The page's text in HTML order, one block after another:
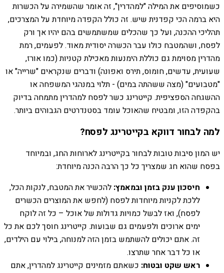
כשמוסיפים את המילה "למהדרין", זה אומר שהשמירה על הכשרות
היא ברמה הכי קפדנית שיש. זה כולל הקפדה מיוחדת על המצרכים,
תהליכי ההכנה, ועל כך שהכלים שמשתמשים בהם יהיו אך ורק
לפסח, ושהמטבח כולו עבר הכשרה יסודית מאוד. לפעמים, רמת
מהדרין מסוימת גם כוללת הימנעות מאכילת קטניות (כמו אורז,
שעועית, עדשים, חומוס, תירס ואפונה) ודברים שנקראים "שרייה" או
"מטבועים" (מצה ששהתה במים) - תלוי במנהגי המשפחה או
ההשגחה הספציפית. קייטרינג כשר לפסח למהדרין מתמחה בדיוק
בהקפדה הזו, ומבטיח שהאוכל עומד בסטנדרטים הגבוהים ביותר.
למה לבחור דווקא בקייטרינג לפסח?
יש המון סיבות טובות לבחור בקייטרינג לארוחות החג, ובמיוחד
בפסח שהוא חג שמצריך כל כך הרבה הכנה מיוחדת:
חיסכון ענק בזמן ובמאמץ: להכשיר את המטבח, לנקות הכל,
ללכת לקניות מיוחדות לפסח (לחפש את המוצרים הכשרים
לפסח), ואז לבשל כמויות גדולות של אוכל – כל זה לוקח
ימים ארוכים ולפעמים גם שבועות. קייטרינג חוסך לכם את כל
זה. אתם יכולים להשתמש בזמן הזה למנוחה, בילוי עם הילדים,
או כל דבר אחר שתרצו.
ראש שקט ובטוח: כשאתם מזמינים קייטרינג למהדרין, אתם